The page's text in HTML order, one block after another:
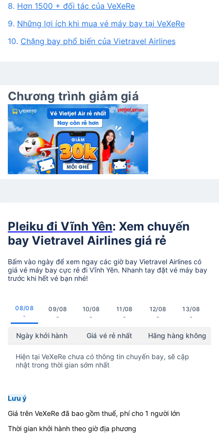
8. Hơn 1500 + đối tác của VeXeRe
9. Những lợi ích khi mua vé máy bay tại VeXeRe
10. Chặng bay phổ biến của Vietravel Airlines
Chương trình giảm giá
Pleiku đi Vĩnh Yên: Xem chuyến
bay Vietravel Airlines giá rẻ
Bấm vào ngày để xem ngay các giờ bay Vietravel Airlines có
giá vé máy bay cực rẻ đi Vĩnh Yên. Nhanh tay đặt vé máy bay
trước khi hết vé bạn nhé!
08/08
-
09/08
-
10/08
-
11/08
-
12/08
-
13/08
-
Ngày khởi hành Giá vé rẻ nhất Hãng hàng không
Hiện tại VeXeRe chưa có thông tin chuyến bay, sẽ cập
nhật trong thời gian sớm nhất
Lưu ý
Giá trên VeXeRe đã bao gồm thuế, phí cho 1 người lớn
Thời gian khởi hành theo giờ địa phương